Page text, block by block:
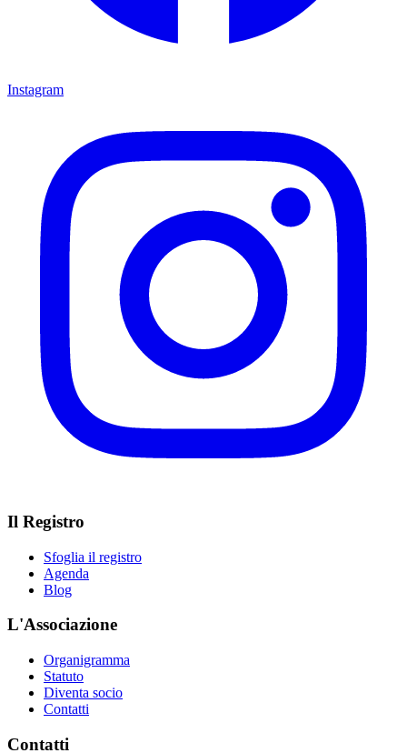
Instagram
Il Registro
Sfoglia il registro
Agenda
Blog
L'Associazione
Organigramma
Statuto
Diventa socio
Contatti
Contatti